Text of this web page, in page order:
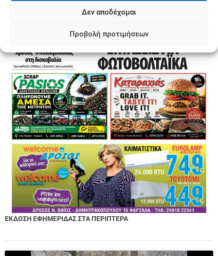
Δεν αποδέχομαι
Προβολή προτιμήσεων
ΕΚΔΟΣΗ ΕΦΗΜΕΡΙΔΑΣ ΣΤΑ ΠΕΡΙΠΤΕΡΑ